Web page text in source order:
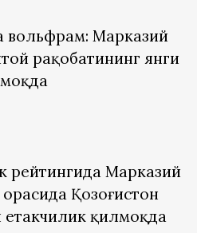
вольфрам: Марказий
рақобатининг янги
рейтингида Марказий
Қозоғистон
етакчилик қилмоқда